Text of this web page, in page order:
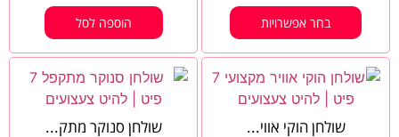
בחר אפשרויות הוספה לסל
שולחן הוקי אווי... שולחן סנוקר מתק...